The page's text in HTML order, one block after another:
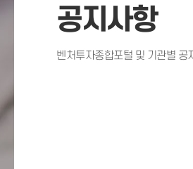
공지사항
벤처투자종합포털 및 기관별 공